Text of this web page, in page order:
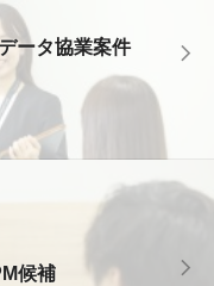
データ協業案件
候補